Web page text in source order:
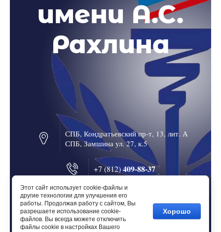
имени А.С.
Рахлина
СПБ, Кондратьевский пр-т, 13, лит. А
СПБ, Замшина ул. 27, к.5
+7 (812)409-88-37
Copyright © 2024 - 2026
E-mail:centr-judo@mail.ru
Megagroup.ru
Этот сайт использует cookie-файлы и
другие технологии для улучшения его
работы. Продолжая работу с сайтом, Вы
разрешаете использование cookie-
файлов. Вы всегда можете отключить
файлы cookie в настройках Вашего
Хорошо